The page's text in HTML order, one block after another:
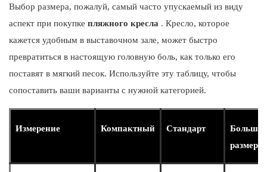
Выбор размера, пожалуй, самый часто упускаемый из виду
аспект при покупке пляжного кресла . Кресло, которое
кажется удобным в выставочном зале, может быстро
превратиться в настоящую головную боль, как только его
поставят в мягкий песок. Используйте эту таблицу, чтобы
сопоставить ваши варианты с нужной категорией.
Измерение Компактный Стандарт
размер